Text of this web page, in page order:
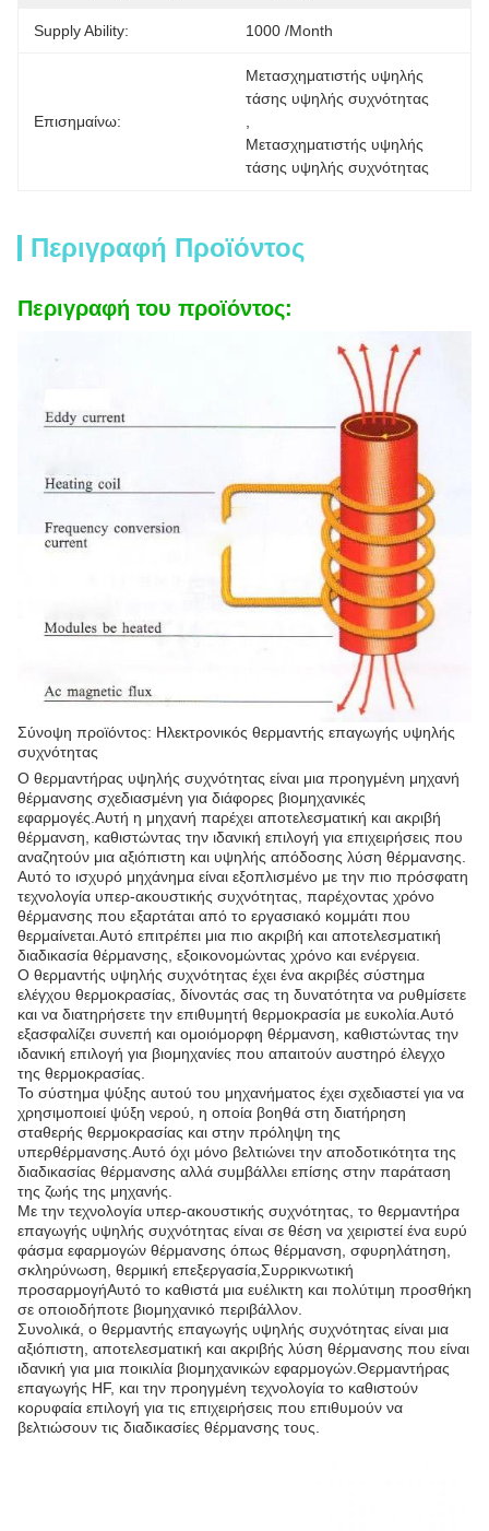
Supply Ability: 1000 /month
Επισημαίνω:
Μετασχηματιστής υψηλής
τάσης υψηλής συχνότητας
Μετασχηματιστής υψηλής
τάσης υψηλής συχνότητας
Περιγραφή Προϊόντος
Περιγραφή του προϊόντος:
Σύνοψη προϊόντος: Ηλεκτρονικός θερμαντής επαγωγής υψηλής
συχνότητας
Ο θερμαντήρας υψηλής συχνότητας είναι μια προηγμένη μηχανή
θέρμανσης σχεδιασμένη για διάφορες βιομηχανικές
εφαρμογές.Αυτή η μηχανή παρέχει αποτελεσματική και ακριβή
θέρμανση, καθιστώντας την ιδανική επιλογή για επιχειρήσεις που
αναζητούν μια αξιόπιστη και υψηλής απόδοσης λύση θέρμανσης.
Αυτό το ισχυρό μηχάνημα είναι εξοπλισμένο με την πιο πρόσφατη
τεχνολογία υπερ-ακουστικής συχνότητας, παρέχοντας χρόνο
θέρμανσης που εξαρτάται από το εργασιακό κομμάτι που
θερμαίνεται.Αυτό επιτρέπει μια πιο ακριβή και αποτελεσματική
διαδικασία θέρμανσης, εξοικονομώντας χρόνο και ενέργεια.
Ο θερμαντής υψηλής συχνότητας έχει ένα ακριβές σύστημα
ελέγχου θερμοκρασίας, δίνοντάς σας τη δυνατότητα να ρυθμίσετε
και να διατηρήσετε την επιθυμητή θερμοκρασία με ευκολία.Αυτό
εξασφαλίζει συνεπή και ομοιόμορφη θέρμανση, καθιστώντας την
ιδανική επιλογή για βιομηχανίες που απαιτούν αυστηρό έλεγχο
της θερμοκρασίας.
Το σύστημα ψύξης αυτού του μηχανήματος έχει σχεδιαστεί για να
χρησιμοποιεί ψύξη νερού, η οποία βοηθά στη διατήρηση
σταθερής θερμοκρασίας και στην πρόληψη της
υπερθέρμανσης.Αυτό όχι μόνο βελτιώνει την αποδοτικότητα της
διαδικασίας θέρμανσης αλλά συμβάλλει επίσης στην παράταση
της ζωής της μηχανής.
Με την τεχνολογία υπερ-ακουστικής συχνότητας, το θερμαντήρα
επαγωγής υψηλής συχνότητας είναι σε θέση να χειριστεί ένα ευρύ
φάσμα εφαρμογών θέρμανσης όπως θέρμανση, σφυρηλάτηση,
σκληρύνωση, θερμική επεξεργασία,Συρρικνωτική
προσαρμογήΑυτό το καθιστά μια ευέλικτη και πολύτιμη προσθήκη
σε οποιοδήποτε βιομηχανικό περιβάλλον.
Συνολικά, ο θερμαντής επαγωγής υψηλής συχνότητας είναι μια
αξιόπιστη, αποτελεσματική και ακριβής λύση θέρμανσης που είναι
ιδανική για μια ποικιλία βιομηχανικών εφαρμογών.Θερμαντήρας
επαγωγής HF, και την προηγμένη τεχνολογία το καθιστούν
κορυφαία επιλογή για τις επιχειρήσεις που επιθυμούν να
βελτιώσουν τις διαδικασίες θέρμανσης τους.